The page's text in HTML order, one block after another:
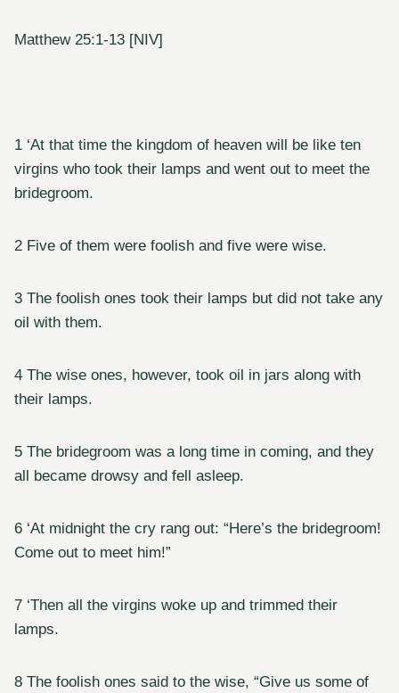
Matthew 25:1-13 [NIV]
1 ‘At that time the kingdom of heaven will be like ten
virgins who took their lamps and went out to meet the
bridegroom.
2 Five of them were foolish and five were wise.
3 The foolish ones took their lamps but did not take any
oil with them.
4 The wise ones, however, took oil in jars along with
their lamps.
5 The bridegroom was a long time in coming, and they
all became drowsy and fell asleep.
6 ‘At midnight the cry rang out: “Here’s the bridegroom!
Come out to meet him!”
7 ‘Then all the virgins woke up and trimmed their
lamps.
8 The foolish ones said to the wise, “Give us some of